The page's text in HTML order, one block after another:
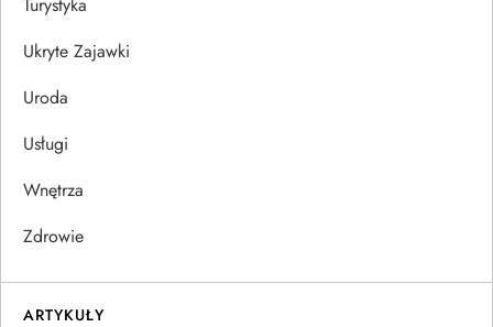
Ukryte Zajawki
Uroda
Usługi
Wnętrza
Zdrowie
ARTYKUŁY